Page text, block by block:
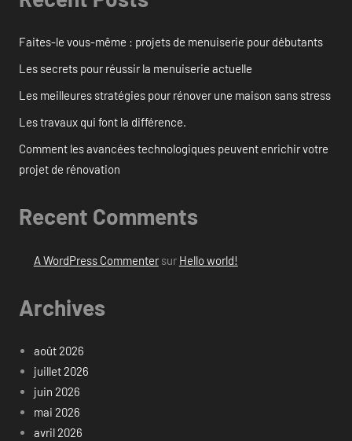
Faites-le vous-même : projets de menuiserie pour débutants
Les secrets pour réussir la menuiserie actuelle
Les meilleures stratégies pour rénover une maison sans stress
Les travaux qui font la différence.
Comment les avancées technologiques peuvent enrichir votre
projet de rénovation
Recent Comments
A WordPress Commentersur Hello world!
Archives
août 2026
juillet 2026
juin 2026
mai 2026
avril 2026